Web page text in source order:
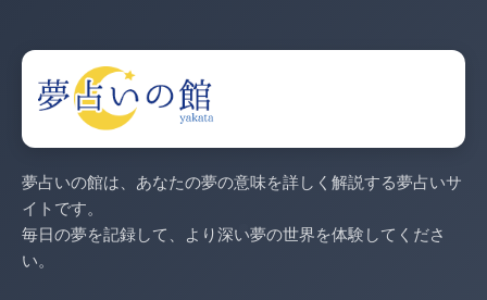
夢占いの館は、あなたの夢の意味を詳しく解説する夢占いサ
イトです。
毎日の夢を記録して、より深い夢の世界を体験してくださ
い。